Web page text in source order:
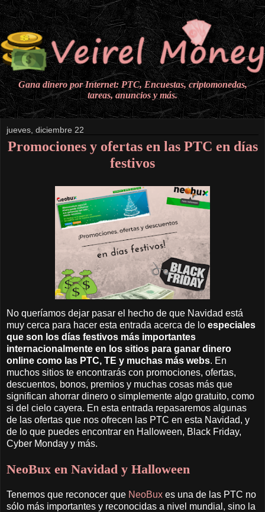
Gana dinero por Internet: PTC, Encuestas, criptomonedas,
tareas, anuncios y más.
jueves, diciembre 22
Promociones y ofertas en las PTC en días
festivos
No queríamos dejar pasar el hecho de que Navidad está
muy cerca para hacer esta entrada acerca de lo especiales
que son los días festivos más importantes
internacionalmente en los sitios para ganar dinero
online como las PTC, TE y muchas más webs. En
muchos sitios te encontrarás con promociones, ofertas,
descuentos, bonos, premios y muchas cosas más que
significan ahorrar dinero o simplemente algo gratuito, como
si del cielo cayera. En esta entrada repasaremos algunas
de las ofertas que nos ofrecen las PTC en esta Navidad, y
de lo que puedes encontrar en Halloween, Black Friday,
Cyber Monday y más.
NeoBux en Navidad y Halloween
Tenemos que reconocer que NeoBux es una de las PTC no
sólo más importantes y reconocidas a nivel mundial, sino la